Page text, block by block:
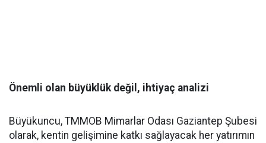
Önemli olan büyüklük değil, ihtiyaç analizi
Büyükuncu, TMMOB Mimarlar Odası Gaziantep Şubesi
olarak, kentin gelişimine katkı sağlayacak her yatırımın